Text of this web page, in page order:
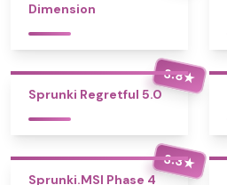
Dimension
3.8★
Sprunki Regretful 5.0
3.3★
Sprunki.MSI Phase 4